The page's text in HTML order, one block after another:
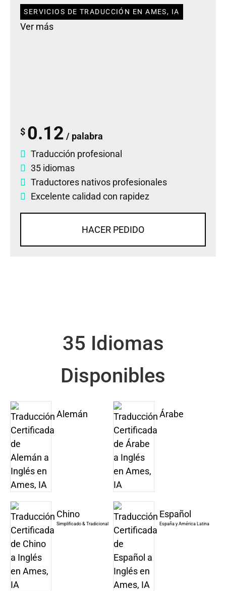
SERVICIOS DE TRADUCCIÓN EN AMES, IA
Ver más
$ 0.12 / palabra
Traducción profesional
35 idiomas
Traductores nativos profesionales
Excelente calidad con rapidez
HACER PEDIDO
35 Idiomas
Disponibles
Alemán Árabe
Chino
Simplificado & Tradicional
Español
España y América Latina